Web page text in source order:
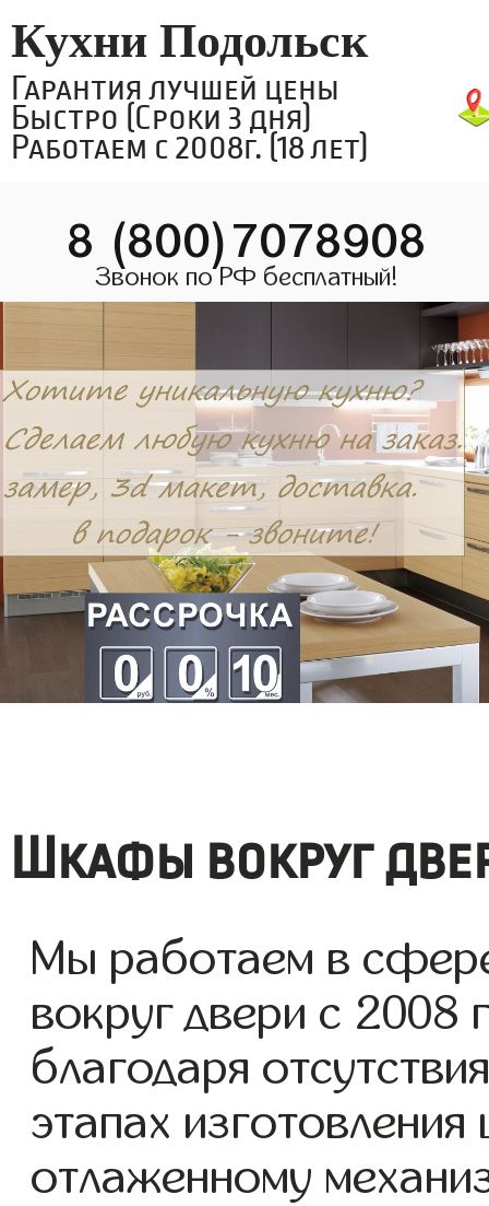
Кухни Подольск
Гарантия лучшей цены
Быстро (Сроки 3 дня)
Работаем с 2008г. (18 лет)
8 (800)7078908
Звонок по РФ бесплатный!
Шкафы вокруг
Мы работаем в
вокруг двери с 2008
благодаря
этапах
отлаженному